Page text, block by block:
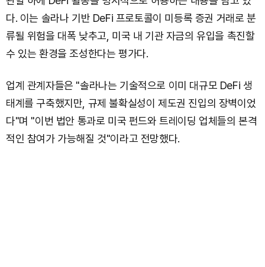
다. 이는 솔라나 기반 DeFi 프로토콜이 미등록 증권 거래로 분
류될 위험을 대폭 낮추고, 미국 내 기관 자금의 유입을 촉진할
수 있는 환경을 조성한다는 평가다.
업계 관계자들은 "솔라나는 기술적으로 이미 대규모 DeFi 생
태계를 구축했지만, 규제 불확실성이 제도권 진입의 장벽이었
다"며 "이번 법안 통과로 미국 펀드와 트레이딩 업체들의 본격
적인 참여가 가능해질 것"이라고 전망했다.